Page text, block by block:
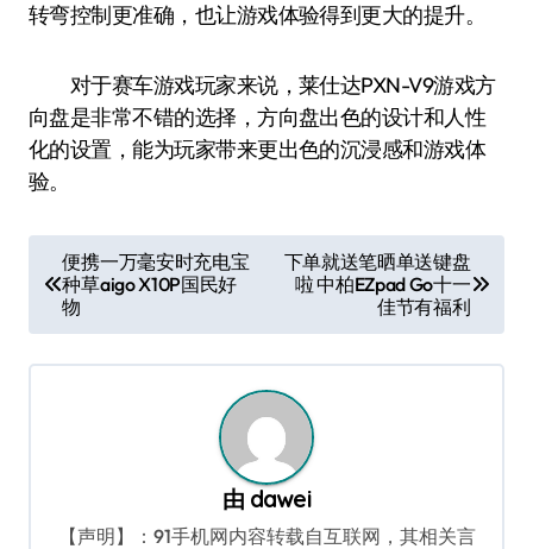
转弯控制更准确，也让游戏体验得到更大的提升。
对于赛车游戏玩家来说，莱仕达PXN-V9游戏方
向盘是非常不错的选择，方向盘出色的设计和人性
化的设置，能为玩家带来更出色的沉浸感和游戏体
验。
章
导
航
便携一万毫安时充电宝
种草aigo X10P国民好
物
下单就送笔晒单送键盘
啦 中柏EZpad Go十一
佳节有福利
由 dawei
【声明】：91手机网内容转载自互联网，其相关言